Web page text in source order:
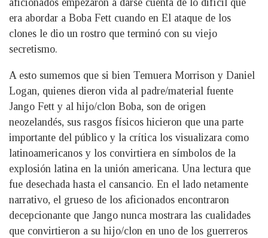
aficionados empezaron a darse cuenta de lo difícil que
era abordar a Boba Fett cuando en El ataque de los
clones le dio un rostro que terminó con su viejo
secretismo.
A esto sumemos que si bien Temuera Morrison y Daniel
Logan, quienes dieron vida al padre/material fuente
Jango Fett y al hijo/clon Boba, son de origen
neozelandés, sus rasgos físicos hicieron que una parte
importante del público y la crítica los visualizara como
latinoamericanos y los convirtiera en símbolos de la
explosión latina en la unión americana. Una lectura que
fue desechada hasta el cansancio. En el lado netamente
narrativo, el grueso de los aficionados encontraron
decepcionante que Jango nunca mostrara las cualidades
que convirtieron a su hijo/clon en uno de los guerreros